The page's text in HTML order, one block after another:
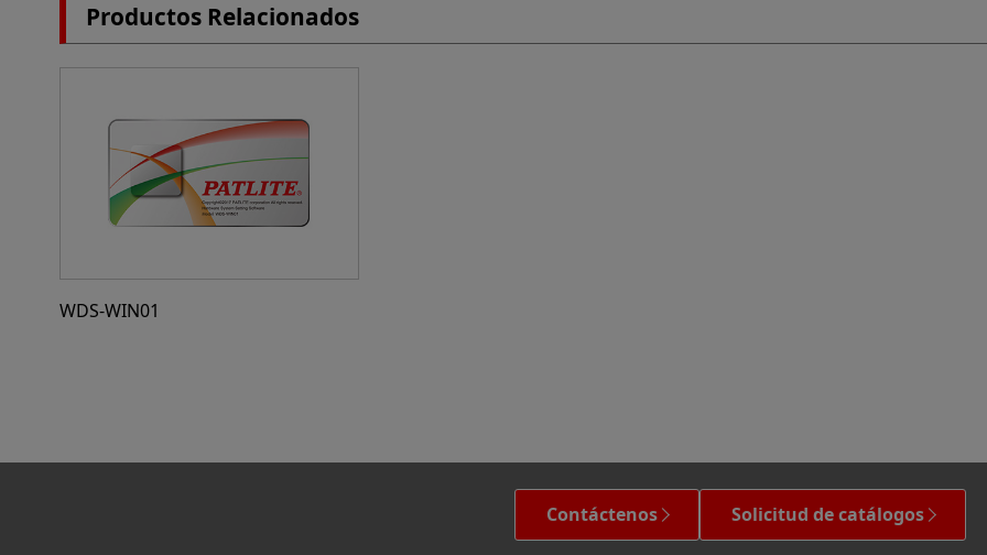
Productos Relacionados
WDS-WIN01
Contáctenos Solicitud de catálogos